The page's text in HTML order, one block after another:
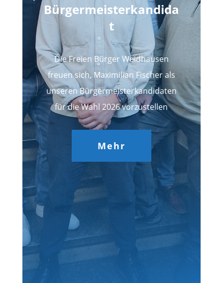
Bürgermeisterkandida
t
Die Freien Bürger Weidhausen
freuen sich, Maximilian Fischer als
unseren Bürgermeisterkandidaten
für die Wahl 2026 vorzustellen
Mehr